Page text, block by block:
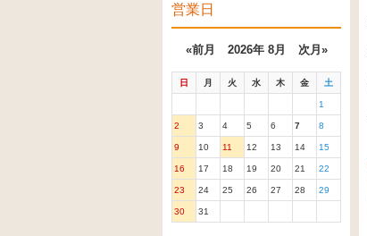
営業日
«前月 2026年 8月 次月»
日 月 火 水 木 金 土
1
2 3 4 5 6 7 8
9 10 11 12 13 14 15
16 17 18 19 20 21 22
23 24 25 26 27 28 29
30 31